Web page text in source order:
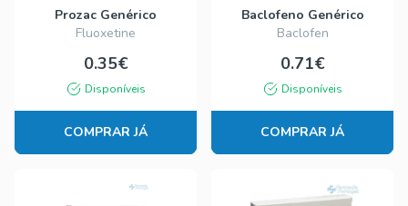
Prozac Genérico
Fluoxetine
0.35€
Disponíveis
COMPRAR JÁ
Baclofeno Genérico
Baclofen
0.71€
Disponíveis
COMPRAR JÁ